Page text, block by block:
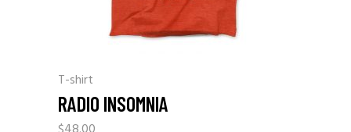
T-shirt
RADIO INSOMNIA